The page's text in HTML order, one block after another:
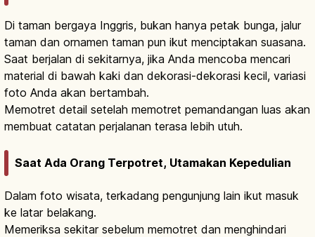
Di taman bergaya Inggris, bukan hanya petak bunga, jalur
taman dan ornamen taman pun ikut menciptakan suasana.
Saat berjalan di sekitarnya, jika Anda mencoba mencari
material di bawah kaki dan dekorasi-dekorasi kecil, variasi
foto Anda akan bertambah.
Memotret detail setelah memotret pemandangan luas akan
membuat catatan perjalanan terasa lebih utuh.
Saat Ada Orang Terpotret, Utamakan Kepedulian
Dalam foto wisata, terkadang pengunjung lain ikut masuk
ke latar belakang.
Memeriksa sekitar sebelum memotret dan menghindari